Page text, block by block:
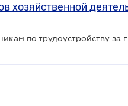
хозяйственной